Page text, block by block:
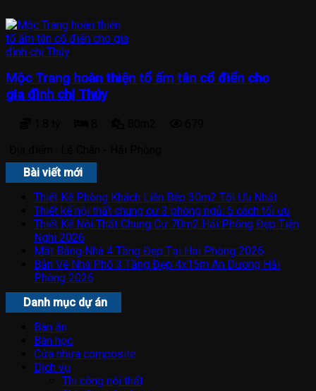
Mộc Trang hoàn thiện tổ ấm tân cổ điển cho
gia đình chị Thúy
Bài viết mới
Thiết Kế Phòng Khách Liền Bếp 30m2 Tối Ưu Nhất
Thiết kế nội thất chung cư 3 phòng ngủ: 5 cách tối ưu
Thiết Kế Nội Thất Chung Cư 70m2 Hải Phòng Đẹp Tiện
Nghi 2026
Mặt Bằng Nhà 4 Tầng Đẹp Tại Hải Phòng 2026
Bản Vẽ Nhà Phố 3 Tầng Đẹp 4x15m An Dương Hải
Phòng 2026
Danh mục dự án
Bàn ăn
Bàn học
Cửa nhựa composite
Dịch vụ
Thi công nội thất